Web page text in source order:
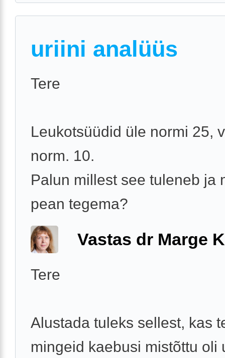
uriini analüüs
Tere
Leukotsüüdid üle normi 25,
norm. 10.
Palun millest see tuleneb ja
pean tegema?
Vastas dr Marge
Tere
Alustada tuleks sellest, kas
mingeid kaebusi mistõttu oli